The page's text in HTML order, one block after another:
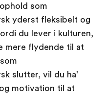
som
yderst fleksibelt og
du lever i kulturen,
mere flydende til at
slutter, vil du ha'
motivation til at